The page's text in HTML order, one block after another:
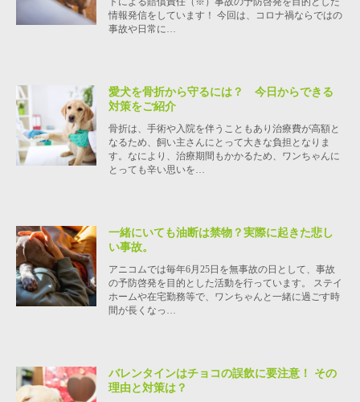
情報発信をしています！ 今回は、コロナ禍ならではの
事故や日常に…
愛犬を骨折から守るには？ 今日からできる
対策をご紹介
骨折は、手術や入院を伴うこともあり治療費が高額と
なるため、飼い主さんにとって大きな負担となりま
す。なにより、治療期間もかかるため、ワンちゃんに
とっても辛い思いを…
一緒にいても油断は禁物？実際に起きた悲し
い事故。
アニコムでは毎年6月25日を無事故の日として、事故
の予防啓発を目的とした活動を行っています。 ステイ
ホームや在宅勤務等で、ワンちゃんと一緒に過ごす時
間が長くなっ…
バレンタインはチョコの誤飲に要注意！ その
理由と対策は？